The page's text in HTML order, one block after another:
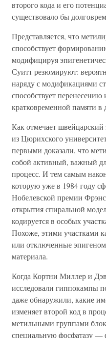
второго кода и его
существовало бы
Представляется, что
способствует
модифицируя
Суитт резюмируют:
наряду с модификациями
способствует
кратковременной памяти
Как отмечает
из Цюрихского
первыми доказали, что
собой активный, важный
процесс. И тем самым
которую уже в 1984 году
Нобелевской премии
открытия спиральной
кодируется в особых
Похоже, этими участками
или отключенные
материала.
Когда Кортни Миллер и
исследовали гиппокампы
даже обнаружили, какие
изменяет второй код в
метильными группами
специальную фосфатазу —